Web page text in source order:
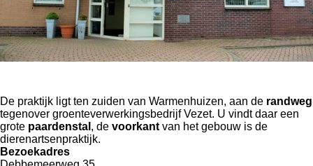
De praktijk ligt ten zuiden van Warmenhuizen, aan de randweg
tegenover groenteverwerkingsbedrijf Vezet. U vindt daar een
grote paardenstal , de voorkant van het gebouw is de
dierenartsenpraktijk.
Bezoekadres